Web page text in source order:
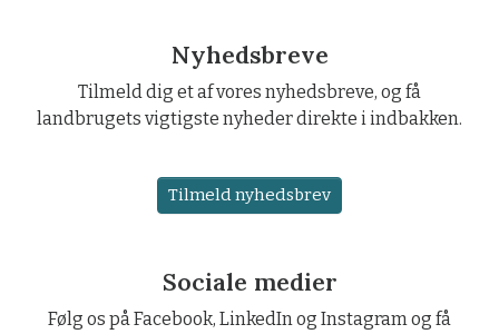
Nyhedsbreve
Tilmeld dig et af vores nyhedsbreve, og få
landbrugets vigtigste nyheder direkte i indbakken.
Tilmeld nyhedsbrev
Sociale medier
Følg os på Facebook, LinkedIn og Instagram og få